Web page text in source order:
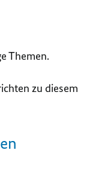
Themen.
zu diesem